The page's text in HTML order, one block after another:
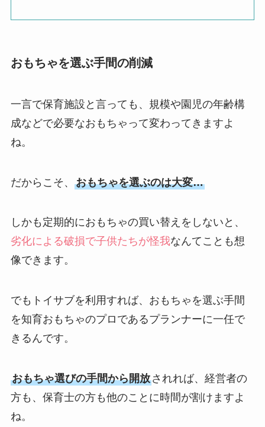
おもちゃを選ぶ手間の削減
一言で保育施設と言っても、規模や園児の年齢構
成などで必要なおもちゃって変わってきますよ
ね。
だからこそ、 おもちゃを選ぶのは大変…
しかも定期的におもちゃの買い替えをしないと、
劣化による破損で子供たちが怪我なんてことも想
像できます。
でもトイサブを利用すれば、おもちゃを選ぶ手間
を知育おもちゃのプロであるプランナーに一任で
きるんです。
おもちゃ選びの手間から開放されれば、経営者の
方も、保育士の方も他のことに時間が割けますよ
ね。